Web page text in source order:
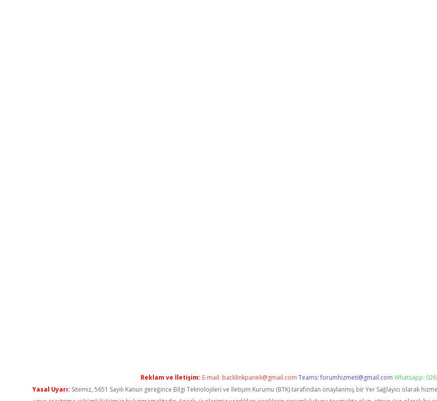
Reklam ve İletişim: E-mail: backlinkpaneli@gmail.com Teams:forumhizmeti@gmail.com Whatsapp:
Yasal Uyarı: Sitemiz, 5651 Sayılı Kanun gereğince Bilgi Teknolojileri ve İletişim Kurumu (BTK) tarafından onaylanmış bir Yer Sağlayıcı olarak